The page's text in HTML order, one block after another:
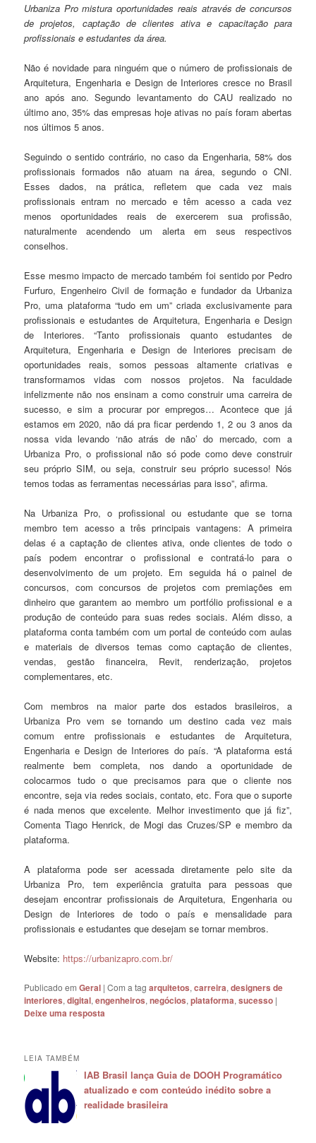
Urbaniza Pro mistura oportunidades reais através de concursos
de projetos, captação de clientes ativa e capacitação para
profissionais e estudantes da área.
Não é novidade para ninguém que o número de profissionais de
Arquitetura, Engenharia e Design de Interiores cresce no Brasil
ano após ano. Segundo levantamento do CAU realizado no
último ano, 35% das empresas hoje ativas no país foram abertas
nos últimos 5 anos.
Seguindo o sentido contrário, no caso da Engenharia, 58% dos
profissionais formados não atuam na área, segundo o CNI.
Esses dados, na prática, refletem que cada vez mais
profissionais entram no mercado e têm acesso a cada vez
menos oportunidades reais de exercerem sua profissão,
naturalmente acendendo um alerta em seus respectivos
conselhos.
Esse mesmo impacto de mercado também foi sentido por Pedro
Furfuro, Engenheiro Civil de formação e fundador da Urbaniza
Pro, uma plataforma “tudo em um” criada exclusivamente para
profissionais e estudantes de Arquitetura, Engenharia e Design
de Interiores. “Tanto profissionais quanto estudantes de
Arquitetura, Engenharia e Design de Interiores precisam de
oportunidades reais, somos pessoas altamente criativas e
transformamos vidas com nossos projetos. Na faculdade
infelizmente não nos ensinam a como construir uma carreira de
sucesso, e sim a procurar por empregos… Acontece que já
estamos em 2020, não dá pra ficar perdendo 1, 2 ou 3 anos da
nossa vida levando ‘não atrás de não’ do mercado, com a
Urbaniza Pro, o profissional não só pode como deve construir
seu próprio SIM, ou seja, construir seu próprio sucesso! Nós
temos todas as ferramentas necessárias para isso”, afirma.
Na Urbaniza Pro, o profissional ou estudante que se torna
membro tem acesso a três principais vantagens: A primeira
delas é a captação de clientes ativa, onde clientes de todo o
país podem encontrar o profissional e contratá-lo para o
desenvolvimento de um projeto. Em seguida há o painel de
concursos, com concursos de projetos com premiações em
dinheiro que garantem ao membro um portfólio profissional e a
produção de conteúdo para suas redes sociais. Além disso, a
plataforma conta também com um portal de conteúdo com aulas
e materiais de diversos temas como captação de clientes,
vendas, gestão financeira, Revit, renderização, projetos
complementares, etc.
Com membros na maior parte dos estados brasileiros, a
Urbaniza Pro vem se tornando um destino cada vez mais
comum entre profissionais e estudantes de Arquitetura,
Engenharia e Design de Interiores do país. “A plataforma está
realmente bem completa, nos dando a oportunidade de
colocarmos tudo o que precisamos para que o cliente nos
encontre, seja via redes sociais, contato, etc. Fora que o suporte
é nada menos que excelente. Melhor investimento que já fiz”,
Comenta Tiago Henrick, de Mogi das Cruzes/SP e membro da
plataforma.
A plataforma pode ser acessada diretamente pelo site da
Urbaniza Pro, tem experiência gratuita para pessoas que
desejam encontrar profissionais de Arquitetura, Engenharia ou
Design de Interiores de todo o país e mensalidade para
profissionais e estudantes que desejam se tornar membros.
Website: https://urbanizapro.com.br/
Publicado em Geral |Com a tagarquitetos,carreira,designers de
interiores,digital,engenheiros,negócios,plataforma,sucesso |
Deixe uma resposta
LEIA TAMBÉM
IAB Brasil lança Guia de DOOH Programático
atualizado e com conteúdo inédito sobre a
realidade brasileira